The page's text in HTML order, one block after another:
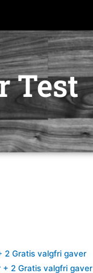
Test
2 Gratis valgfri gaver
2 Gratis valgfri gaver